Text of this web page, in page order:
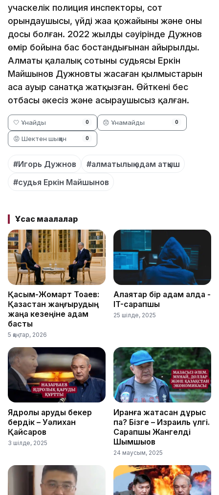
учаскелік полиция инспекторы, сот
орындаушысы, үйдің жаңа қожайыны және оның
досы болған. 2022 жылдың сәуірінде Дужнов
өмір бойына бас бостандығынан айырылды.
Алматы қалалық сотының судьясы Еркін
Майшынов Дужновтың жасаған қылмыстарын
аса ауыр санатқа жатқызған. Өйткені бес
отбасы әкесіз және асыраушысыз қалған.
🤍 Ұнайды 0 😞 Ұнамайды 0
😡 Шектен шыққан 0
#Игорь Дужнов
#алматылық адам атқыш
#судья Еркін Майшынов
Ұқсас мақалалар
Қасым-Жомарт Тоқаев:
Қазақстан жаңғырудың
жаңа кезеңіне қадам
басты
5 қаңтар, 2026
Алаяқтар бір қадам алда -
IT-сарапшы
25 шілде, 2025
Ядролық қаруды бекер
бердік – Уәлихан
Қайсаров
3 шілде, 2025
Иранға жақтасқан дұрыс
па? Бізге – Израиль үлгі.
Сарапшы Жангелді
Шымшықов
24 маусым, 2025